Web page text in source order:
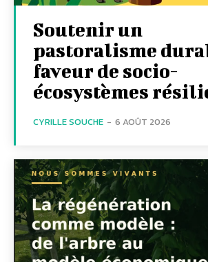
Soutenir un
pastoralisme
faveur de socio-
écosystèmes
CYRILLE SOUCHE - 6 AOÛT 2026